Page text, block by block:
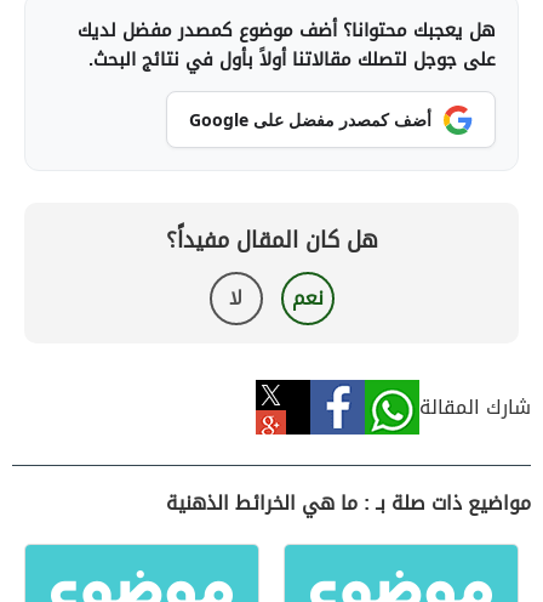
هل يعجبك محتوانا؟ أضف موضوع كمصدر مفضل لديك
على جوجل لتصلك مقالاتنا أولاً بأول في نتائج البحث.
أضف كمصدر مفضل على Google
هل كان المقال مفيداً؟
نعم لا
شارك المقالة
مواضيع ذات صلة بـ : ما هي الخرائط الذهنية